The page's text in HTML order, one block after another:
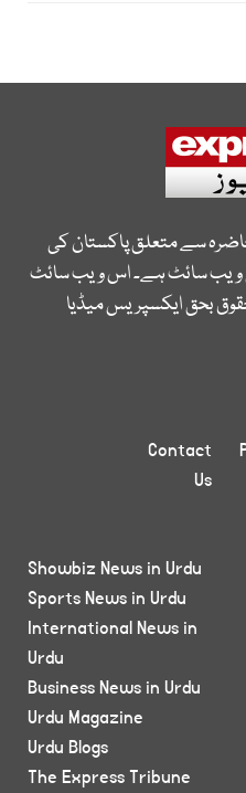
سے متعلق پاکستان کی
ویب سائٹ ہے۔ اس ویب سائٹ
بحق ایکسپریس میڈیا
Contact
Us
Showbiz News in Urdu
Sports News in Urdu
International News in
Urdu
Business News in Urdu
Urdu Magazine
Urdu Blogs
The Express Tribune